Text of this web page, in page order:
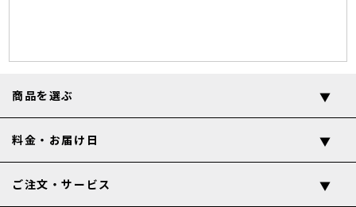
商品を選ぶ
料金・お届け日
ご注文・サービス